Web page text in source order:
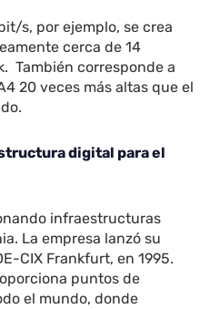
s, por ejemplo, se crea
cerca de 14
También corresponde a
20 veces más altas que el
digital para el
infraestructuras
La empresa lanzó su
CIX Frankfurt, en 1995.
puntos de
el mundo, donde